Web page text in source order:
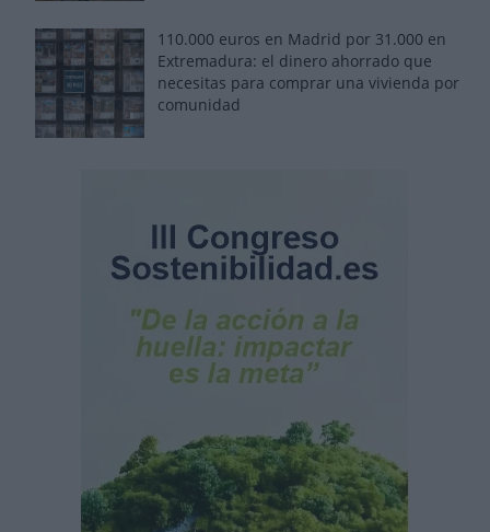
110.000 euros en Madrid por 31.000 en
Extremadura: el dinero ahorrado que
necesitas para comprar una vivienda por
comunidad